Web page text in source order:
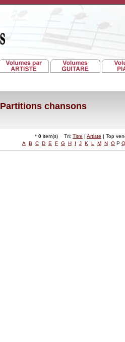
Partitions chansons
* 0 item(s) Tri: Titre | Artiste | Top
A
B C D E F G H I J K L M N O P Q